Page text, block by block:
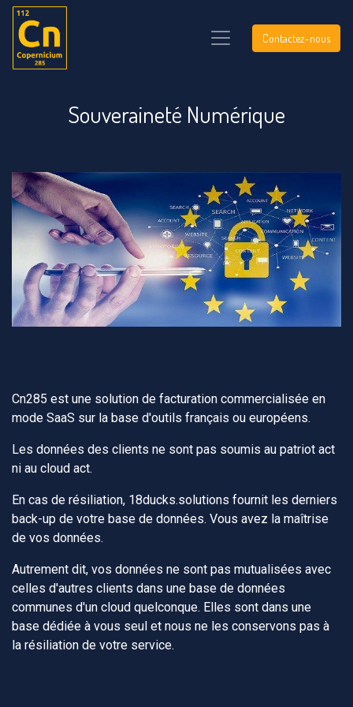
Contactez-nous
Souveraineté Numérique
Cn285 est une solution de facturation commercialisée en
mode SaaS sur la base d'outils français ou européens.
Les données des clients ne sont pas soumis au patriot act
ni au cloud act.
En cas de résiliation, 18ducks.solutions fournit les derniers
back-up de votre base de données. Vous avez la maîtrise
de vos données.
Autrement dit, vos données ne sont pas mutualisées avec
celles d'autres clients dans une base de données
communes d'un cloud quelconque. Elles sont dans une
base dédiée à vous seul et nous ne les conservons pas à
la résiliation de votre service.